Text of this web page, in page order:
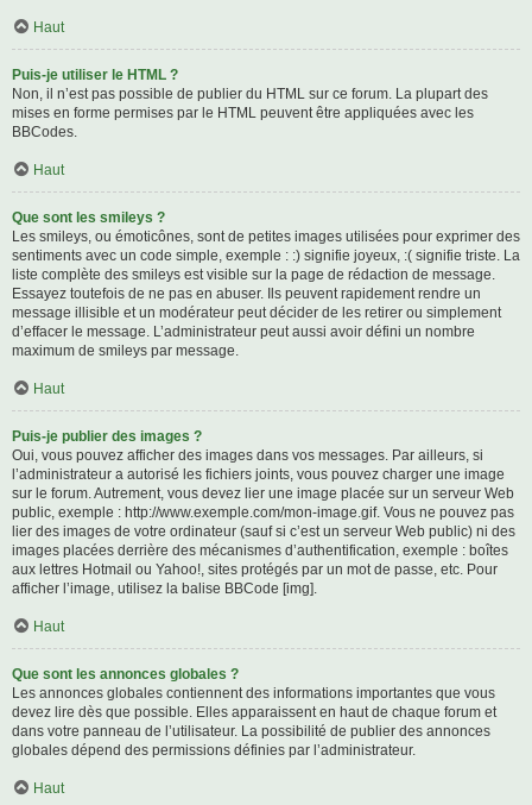
Haut
Puis-je utiliser le HTML ?
Non, il n’est pas possible de publier du HTML sur ce forum. La plupart des
mises en forme permises par le HTML peuvent être appliquées avec les
BBCodes.
Haut
Que sont les smileys ?
Les smileys, ou émoticônes, sont de petites images utilisées pour exprimer des
sentiments avec un code simple, exemple : :) signifie joyeux, :( signifie triste. La
liste complète des smileys est visible sur la page de rédaction de message.
Essayez toutefois de ne pas en abuser. Ils peuvent rapidement rendre un
message illisible et un modérateur peut décider de les retirer ou simplement
d’effacer le message. L’administrateur peut aussi avoir défini un nombre
maximum de smileys par message.
Haut
Puis-je publier des images ?
Oui, vous pouvez afficher des images dans vos messages. Par ailleurs, si
l’administrateur a autorisé les fichiers joints, vous pouvez charger une image
sur le forum. Autrement, vous devez lier une image placée sur un serveur Web
public, exemple : http://www.exemple.com/mon-image.gif. Vous ne pouvez pas
lier des images de votre ordinateur (sauf si c’est un serveur Web public) ni des
images placées derrière des mécanismes d’authentification, exemple : boîtes
aux lettres Hotmail ou Yahoo!, sites protégés par un mot de passe, etc. Pour
afficher l’image, utilisez la balise BBCode [img].
Haut
Que sont les annonces globales ?
Les annonces globales contiennent des informations importantes que vous
devez lire dès que possible. Elles apparaissent en haut de chaque forum et
dans votre panneau de l’utilisateur. La possibilité de publier des annonces
globales dépend des permissions définies par l’administrateur.
Haut